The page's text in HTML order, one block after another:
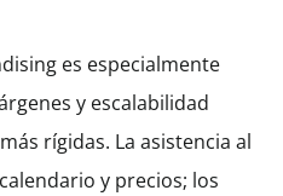
es especialmente
y escalabilidad
rígidas. La asistencia al
y precios; los